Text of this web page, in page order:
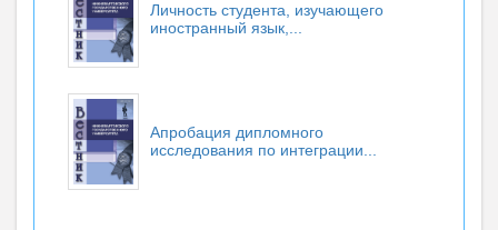
Личность студента, изучающего
иностранный язык,...
Апробация дипломного
исследования по интеграции...